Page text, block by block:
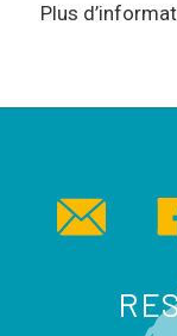
Plus